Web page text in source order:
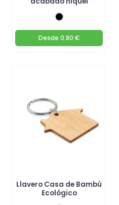
Desde 0.80 €
Llavero Casa de Bambú
Ecológico